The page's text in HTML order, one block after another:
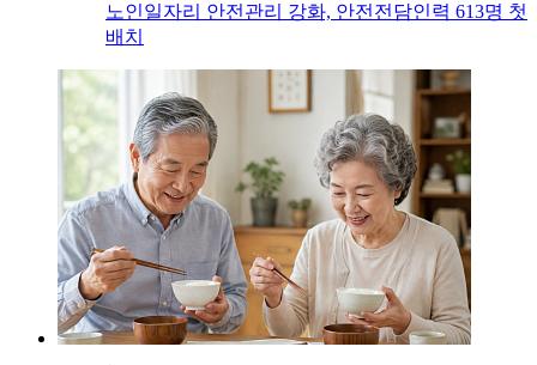
노인일자리 안전관리 강화, 안전전담인력 613명 첫
배치